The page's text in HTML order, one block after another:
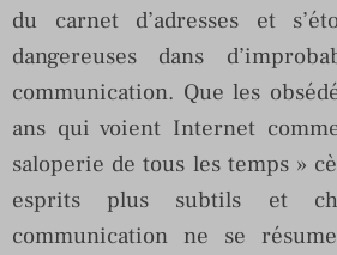
du carnet d’adresses et
dangereuses dans
communication. Que les
ans qui voient Internet
saloperie de tous les temps »
esprits plus subtils et
communication ne se